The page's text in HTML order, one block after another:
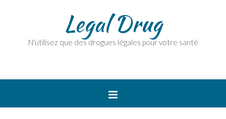
Legal Drug
N'utilisez que des drogues légales pour votre santé